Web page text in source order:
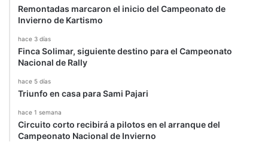
Remontadas marcaron el inicio del Campeonato de
Invierno de Kartismo
hace 3 días
Finca Solimar, siguiente destino para el Campeonato
Nacional de Rally
hace 5 días
Triunfo en casa para Sami Pajari
hace 1 semana
Circuito corto recibirá a pilotos en el arranque del
Campeonato Nacional de Invierno